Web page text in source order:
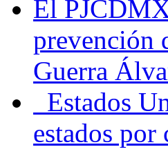
El
prevención
Guerra
Estados
estados